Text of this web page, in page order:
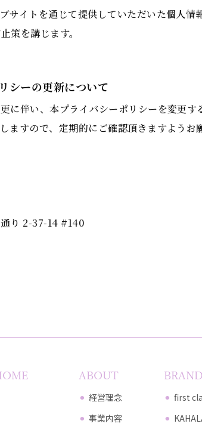
サイトを通じて提供していただいた個人
策を講じます。
シーの更新について
に伴い、本プライバシーポリシーを変更
ますので、定期的にご確認頂きますようお
り 2-37-14 #140
ABOUT
経営理念
事業内容
first